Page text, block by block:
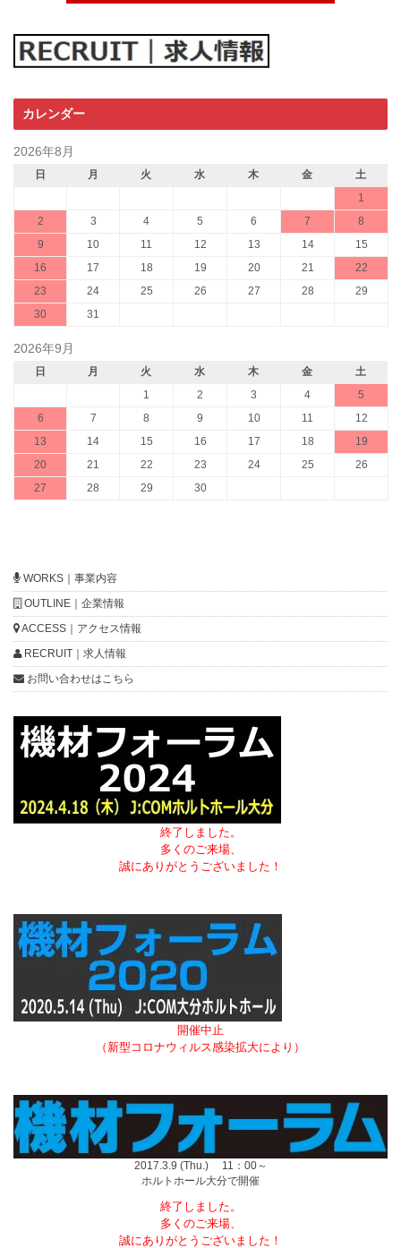
カレンダー
2026年8月
日 月 火 水 木 金
土
1
2
3 4 5 6 7
8
9
10 11 12 13 14
15
16
17 18 19 20 21
22
23
24 25 26 27 28
29
30
31
2026年9月
日 月 火 水 木 金
土
1
2 3 4
5
6
7 8 9 10 11
12
13
14 15 16 17 18
19
20
21 22 23 24 25
26
27
28 29 30
WORKS｜事業内容
OUTLINE｜企業情報
ACCESS｜アクセス情報
RECRUIT｜求人情報
お問い合わせはこちら
終了しました。
多くのご来場、
誠にありがとうございました！
開催中止
（新型コロナウィルス感染拡大により）
2017.3.9 (Thu.) 11：00～
ホルトホール大分で開催
終了しました。
多くのご来場、
誠にありがとうございました！